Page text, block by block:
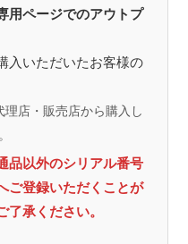
用ページでのアウトプ
入いただいたお客様の
理店・販売店から購入し
品以外のシリアル番号
ご登録いただくことが
承ください。